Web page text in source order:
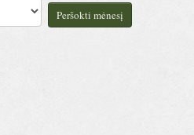
Peršokti mėnesį